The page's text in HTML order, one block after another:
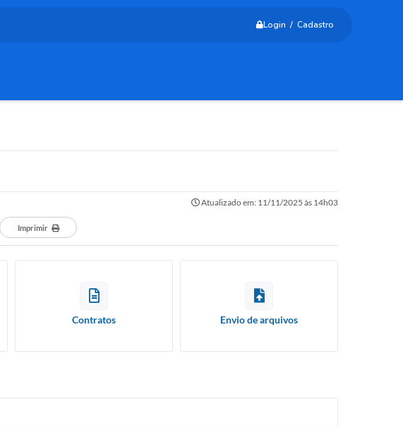
Login / Cadastro
Atualizado em: 11/11/2025 às 14h03
Imprimir
Contratos Envio de arquivos